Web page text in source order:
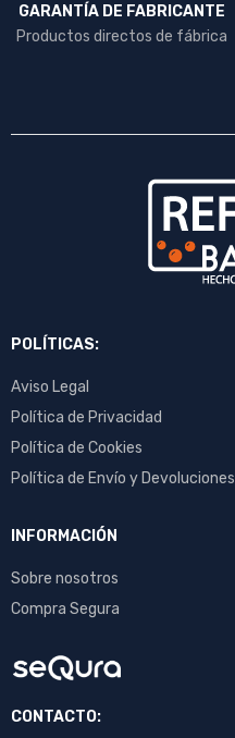
GARANTÍA DE FABRICANTE
Productos directos de fábrica
POLÍTICAS:
Aviso Legal
Política de Privacidad
Política de Cookies
Política de Envío y Devoluciones
INFORMACIÓN
Sobre nosotros
Compra Segura
CONTACTO: